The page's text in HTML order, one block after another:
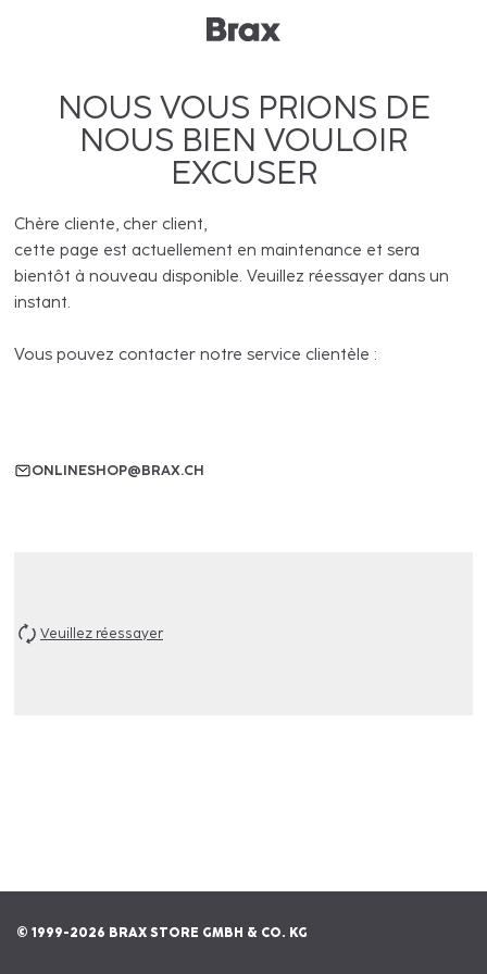
NOUS VOUS PRIONS DE
NOUS BIEN VOULOIR
EXCUSER
Chère cliente, cher client,
cette page est actuellement en maintenance et sera
bientôt à nouveau disponible. Veuillez réessayer dans un
instant.
Vous pouvez contacter notre service clientèle :
ONLINESHOP@BRAX.CH
Veuillez réessayer
© 1999-2026 BRAX STORE GMBH & CO. KG